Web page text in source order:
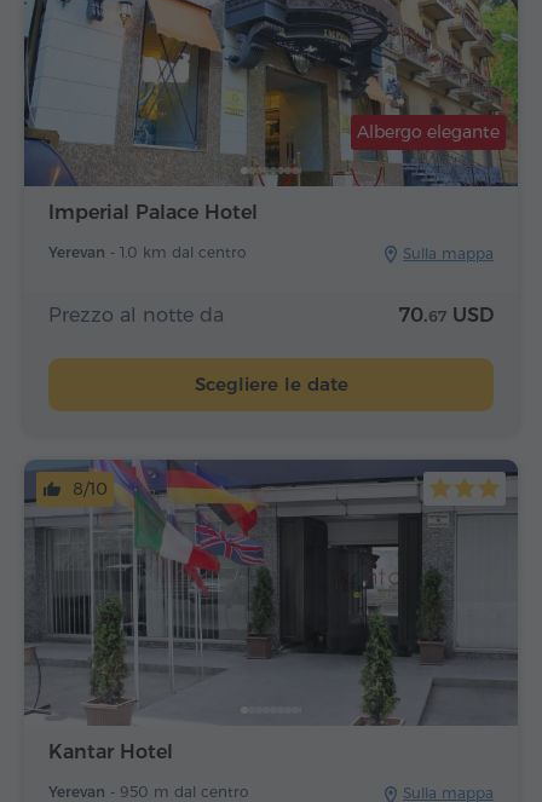
Imperial Palace Hotel
Yerevan - 1.0 km dal centro Sulla mappa
Albergo elegante
Prezzo al notte da 70.67 USD
Scegliere le date
Kantar Hotel
Yerevan - 950 m dal centro Sulla mappa
8/10